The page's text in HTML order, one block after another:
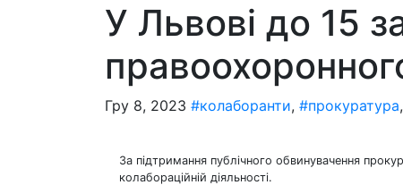
У Львові до 15
Гру 8, 2023 #колаборанти, #прокуратура,
За підтримання публічного обвинувачення
колабораційній діяльності.